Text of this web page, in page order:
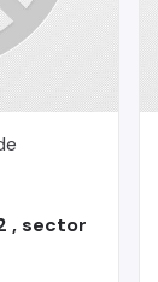
, sector